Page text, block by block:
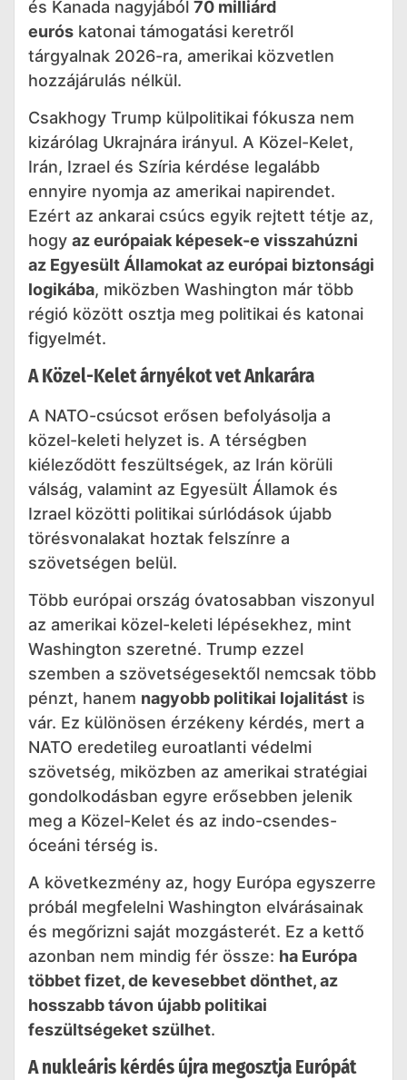
és Kanada nagyjából 70 milliárd
eurós katonai támogatási keretről
tárgyalnak 2026-ra, amerikai közvetlen
hozzájárulás nélkül.
Csakhogy Trump külpolitikai fókusza nem
kizárólag Ukrajnára irányul. A Közel-Kelet,
Irán, Izrael és Szíria kérdése legalább
ennyire nyomja az amerikai napirendet.
Ezért az ankarai csúcs egyik rejtett tétje az,
hogy az európaiak képesek-e visszahúzni
az Egyesült Államokat az európai biztonsági
logikába, miközben Washington már több
régió között osztja meg politikai és katonai
figyelmét.
A Közel-Kelet árnyékot vet Ankarára
A NATO-csúcsot erősen befolyásolja a
közel-keleti helyzet is. A térségben
kiéleződött feszültségek, az Irán körüli
válság, valamint az Egyesült Államok és
Izrael közötti politikai súrlódások újabb
törésvonalakat hoztak felszínre a
szövetségen belül.
Több európai ország óvatosabban viszonyul
az amerikai közel-keleti lépésekhez, mint
Washington szeretné. Trump ezzel
szemben a szövetségesektől nemcsak több
pénzt, hanem nagyobb politikai lojalitást is
vár. Ez különösen érzékeny kérdés, mert a
NATO eredetileg euroatlanti védelmi
szövetség, miközben az amerikai stratégiai
gondolkodásban egyre erősebben jelenik
meg a Közel-Kelet és az indo-csendes-
óceáni térség is.
A következmény az, hogy Európa egyszerre
próbál megfelelni Washington elvárásainak
és megőrizni saját mozgásterét. Ez a kettő
azonban nem mindig fér össze: ha Európa
többet fizet, de kevesebbet dönthet, az
hosszabb távon újabb politikai
feszültségeket szülhet.
A nukleáris kérdés újra megosztja Európát